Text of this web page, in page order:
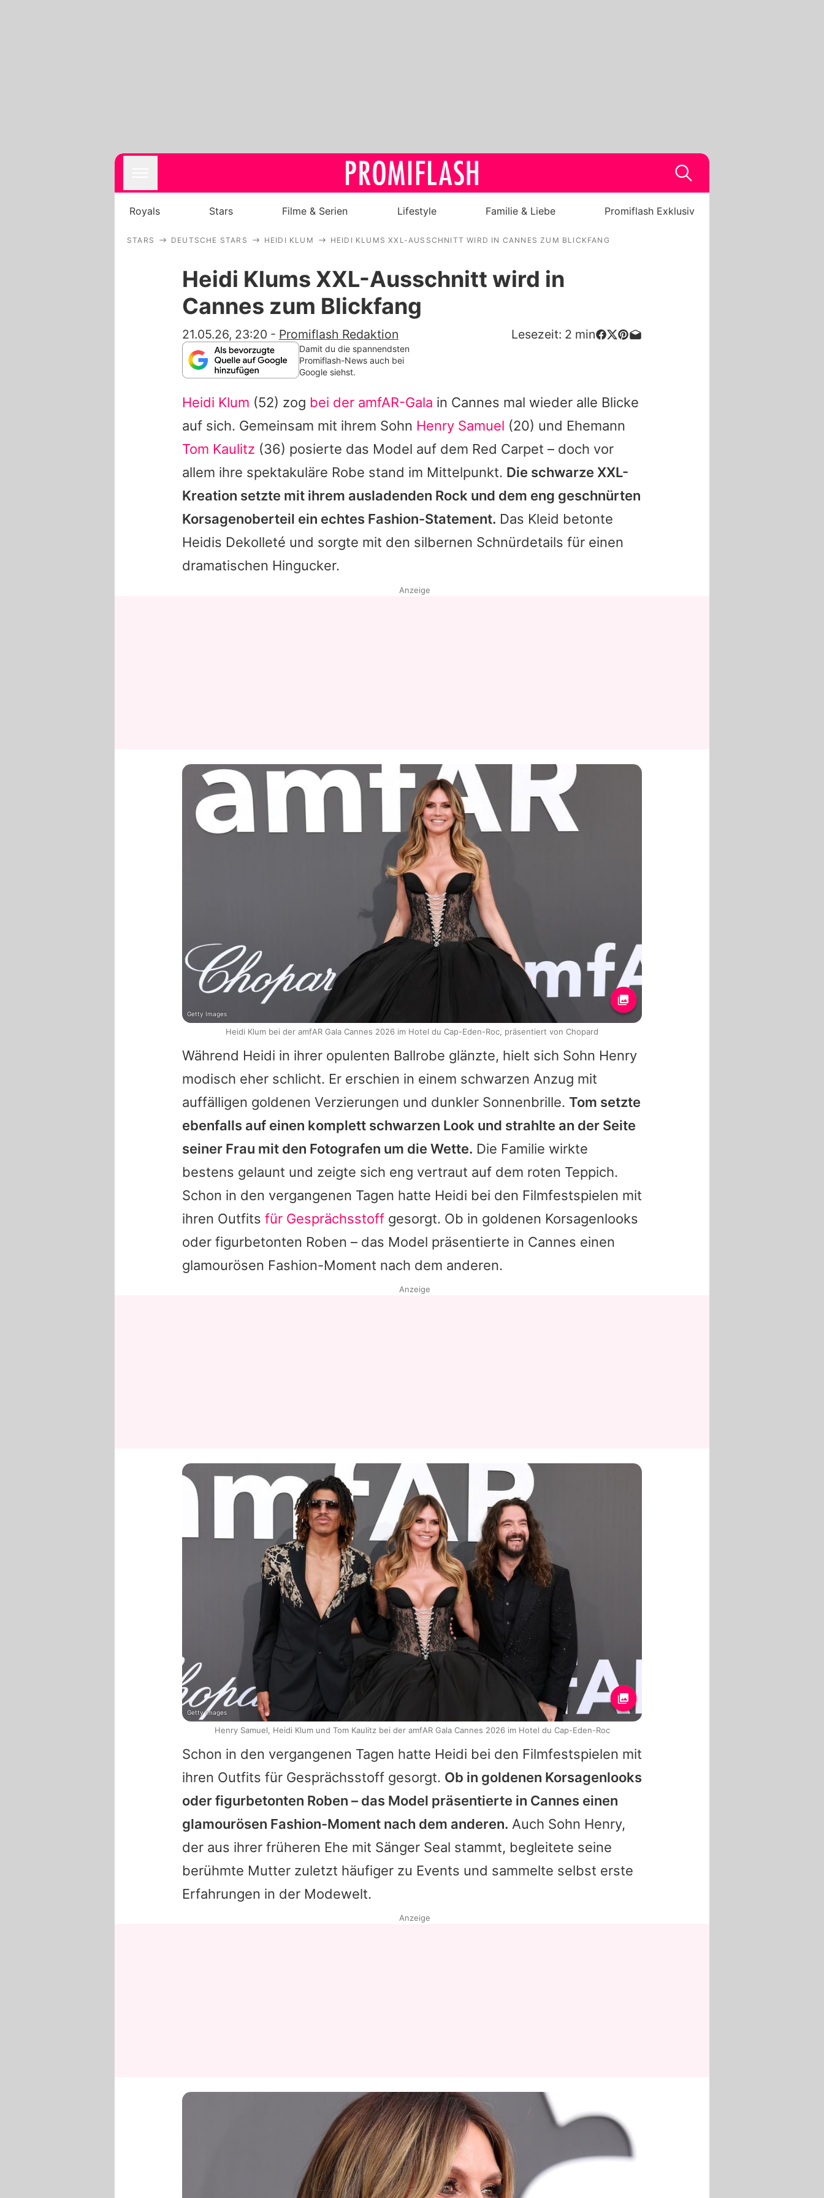
Royals
Filme & Serien
Lifestyle
Familie & Liebe
App runterladen
Team
Redaktionelle Richtlinien
Impressum
Nutzungsbedingungen
Royals Stars Filme & Serien Lifestyle Familie & Liebe Promiflash Exklusiv
STARS DEUTSCHE STARS HEIDI KLUM HEIDI KLUMS XXL-AUSSCHNITT WIRD IN CANNES ZUM BLICKFANG
Heidi Klums XXL-Ausschnitt wird in
Cannes zum Blickfang
21.05.26, 23:20 - Promiflash Redaktion Lesezeit: 2 min
Damit du die spannendsten
Promiflash-News auch bei
Google siehst.
Heidi Klum (52) zog bei der amfAR-Gala in Cannes mal wieder alle Blicke
auf sich. Gemeinsam mit ihrem Sohn Henry Samuel (20) und Ehemann
Tom Kaulitz (36) posierte das Model auf dem Red Carpet – doch vor
allem ihre spektakuläre Robe stand im Mittelpunkt. Die schwarze XXL-
Kreation setzte mit ihrem ausladenden Rock und dem eng geschnürten
Korsagenoberteil ein echtes Fashion-Statement. Das Kleid betonte
Heidis Dekolleté und sorgte mit den silbernen Schnürdetails für einen
dramatischen Hingucker.
Während Heidi in ihrer opulenten Ballrobe glänzte, hielt sich Sohn Henry
modisch eher schlicht. Er erschien in einem schwarzen Anzug mit
auffälligen goldenen Verzierungen und dunkler Sonnenbrille. Tom setzte
ebenfalls auf einen komplett schwarzen Look und strahlte an der Seite
seiner Frau mit den Fotografen um die Wette. Die Familie wirkte
bestens gelaunt und zeigte sich eng vertraut auf dem roten Teppich.
Schon in den vergangenen Tagen hatte Heidi bei den Filmfestspielen mit
ihren Outfits für Gesprächsstoff gesorgt. Ob in goldenen Korsagenlooks
oder figurbetonten Roben – das Model präsentierte in Cannes einen
glamourösen Fashion-Moment nach dem anderen.
Schon in den vergangenen Tagen hatte Heidi bei den Filmfestspielen mit
ihren Outfits für Gesprächsstoff gesorgt. Ob in goldenen Korsagenlooks
oder figurbetonten Roben – das Model präsentierte in Cannes einen
glamourösen Fashion-Moment nach dem anderen. Auch Sohn Henry,
der aus ihrer früheren Ehe mit Sänger Seal stammt, begleitete seine
berühmte Mutter zuletzt häufiger zu Events und sammelte selbst erste
Erfahrungen in der Modewelt.
Anzeige
Getty Images
Heidi Klum bei der amfAR Gala Cannes 2026 im Hotel du Cap-Eden-Roc, präsentiert von Chopard
Anzeige
Getty Images
Henry Samuel, Heidi Klum und Tom Kaulitz bei der amfAR Gala Cannes 2026 im Hotel du Cap-Eden-Roc
Anzeige